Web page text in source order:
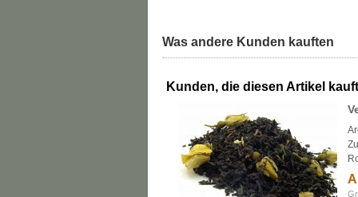
Was andere Kunden kauften
Kunden, die diesen Artikel